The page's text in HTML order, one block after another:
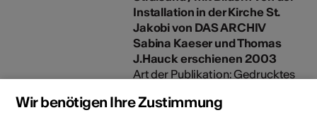
Installation in der Kirche St.
Jakobi von DAS ARCHIV
Sabina Kaeser und Thomas
J.Hauck erschienen 2003
Art der Publikation: Gedrucktes
Verlag / Label / Vertrieb: St.
Wir benötigen Ihre Zustimmung